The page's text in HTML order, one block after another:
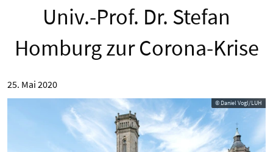
Univ.-Prof. Dr. Stefan
Homburg zur Corona-Krise
25. Mai 2020
© Daniel Vogl/LUH